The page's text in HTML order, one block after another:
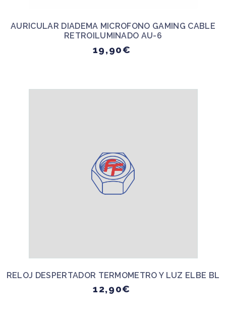
AURICULAR DIADEMA MICROFONO GAMING CABLE
RETROILUMINADO AU-6
19,90€
RELOJ DESPERTADOR TERMOMETRO Y LUZ ELBE BL
12,90€